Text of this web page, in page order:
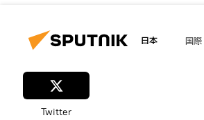
日本 国際
Twitter